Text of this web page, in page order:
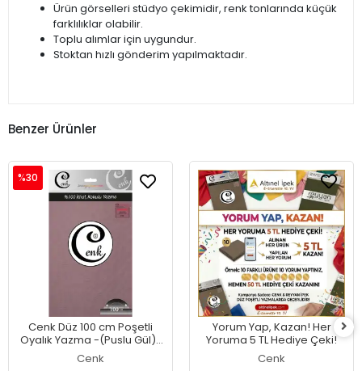
Ürün görselleri stüdyo çekimidir, renk tonlarında küçük
farklılıklar olabilir.
Toplu alımlar için uygundur.
Stoktan hızlı gönderim yapılmaktadır.
Benzer Ürünler
Cenk Düz 100 cm Poşetli
Oyalık Yazma -(Puslu Gül)-
(301-076)
Cenk
%30
Yorum Yap, Kazan! Her
Yoruma 5 TL Hediye Çeki!
Cenk